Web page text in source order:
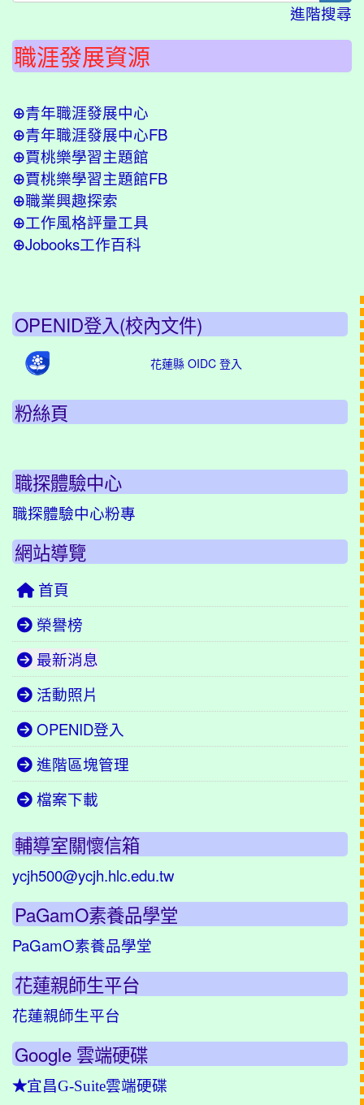
進階搜尋
職涯發展資源
⊕青年職涯發展中心
⊕青年職涯發展中心FB
⊕賈桃樂學習主題館
⊕賈桃樂學習主題館FB
⊕職業興趣探索
⊕工作風格評量工具
⊕Jobooks工作百科
OPENID登入(校內文件)
花蓮縣 OIDC 登入
粉絲頁
職探體驗中心
職探體驗中心粉專
網站導覽
首頁
榮譽榜
最新消息
活動照片
OPENID登入
進階區塊管理
檔案下載
輔導室關懷信箱
ycjh500@ycjh.hlc.edu.tw
PaGamO素養品學堂
PaGamO素養品學堂
花蓮親師生平台
花蓮親師生平台
Google 雲端硬碟
★宜昌G-Suite雲端硬碟